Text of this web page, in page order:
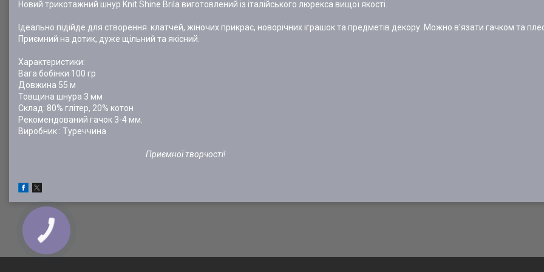
Новий трикотажний шнур Knit Shine Brila виготовлений із італійського люрекса вищої якості.
Ідеально підійде для створення клатчей, жіночих прикрас, новорічних іграшок та предметів декору. Можно в'язати гачком та
Приємний на дотик, дуже щільний та якісний.
Характеристики:
Вага бобінки 100 гр
Довжина 55 м
Товщина шнура 3 мм
Склад: 80% глітер, 20% котон
Рекомендований гачок 3-4 мм.
Виробник : Туреччина
Приємної творчості!
КНОПКА
ЗВ'ЯЗКУ